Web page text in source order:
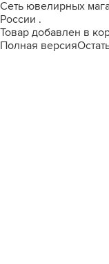
Сеть ювелирных
России .
Товар добавлен в
Полная версия